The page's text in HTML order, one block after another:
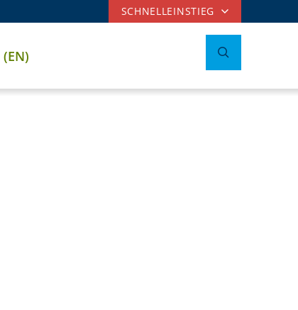
SCHNELLEINSTIEG
(EN)